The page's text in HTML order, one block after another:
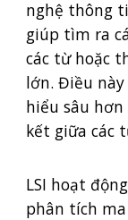
nghệ thông
giúp tìm ra
các từ hoặc
lớn. Điều
hiểu sâu
kết giữa các
LSI hoạt
phân tích